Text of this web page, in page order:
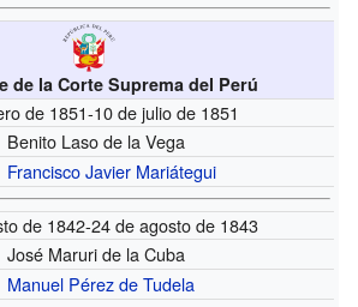
de la Corte Suprema del Perú
de 1851-10 de julio de 1851
Benito Laso de la Vega
Francisco Javier Mariátegui
de 1842-24 de agosto de 1843
José Maruri de la Cuba
Manuel Pérez de Tudela